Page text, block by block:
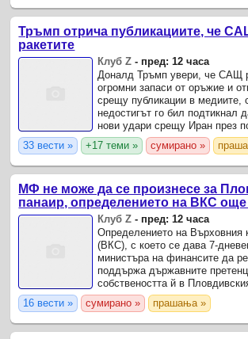
Тръмп отрича публикациите, че
ракетите
Клуб Z - пред: 12 часа
Доналд Тръмп увери, че САЩ
огромни запаси от оръжие и
срещу публикации в медиите,
недостигът го бил подтикнал
нови удари срещу Иран през
предаде Франс прес, цитирана
33 вести » +17 теми » сумирано »
МФ не може да се произнесе за
панаир, определението на ВКС
Клуб Z - пред: 12 часа
Определението на Върховния
(ВКС), с което се дава 7-
министъра на финансите да
поддържа държавните
собствеността й в
не е пристигнало в
отговориха от там в отговор на
16 вести » сумирано » прашања »